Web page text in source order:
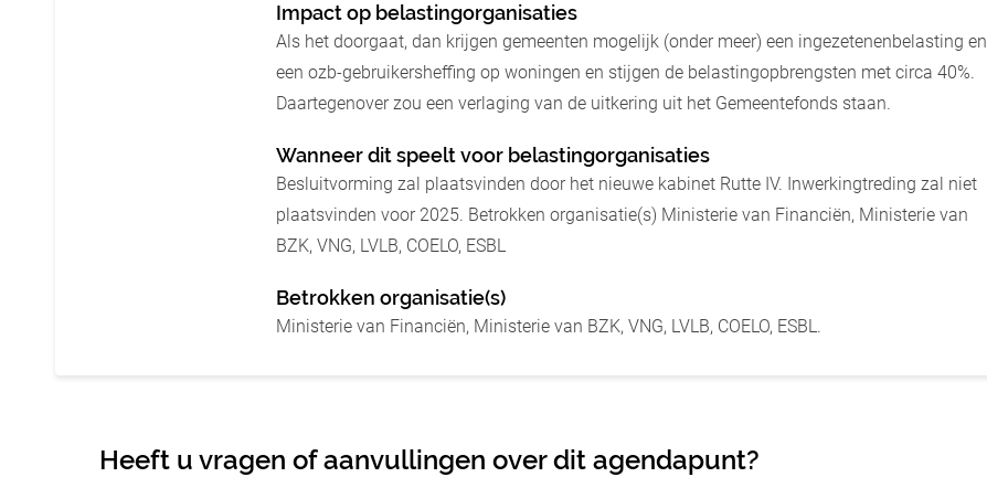
Impact op belastingorganisaties
Als het doorgaat, dan krijgen gemeenten mogelijk (onder meer) een ingezetenenbelasting en
een ozb-gebruikersheffing op woningen en stijgen de belastingopbrengsten met circa 40%.
Daartegenover zou een verlaging van de uitkering uit het Gemeentefonds staan.
Wanneer dit speelt voor belastingorganisaties
Besluitvorming zal plaatsvinden door het nieuwe kabinet Rutte IV. Inwerkingtreding zal niet
plaatsvinden voor 2025. Betrokken organisatie(s) Ministerie van Financiën, Ministerie van
BZK, VNG, LVLB, COELO, ESBL
Betrokken organisatie(s)
Ministerie van Financiën, Ministerie van BZK, VNG, LVLB, COELO, ESBL.
Heeft u vragen of aanvullingen over dit agendapunt?